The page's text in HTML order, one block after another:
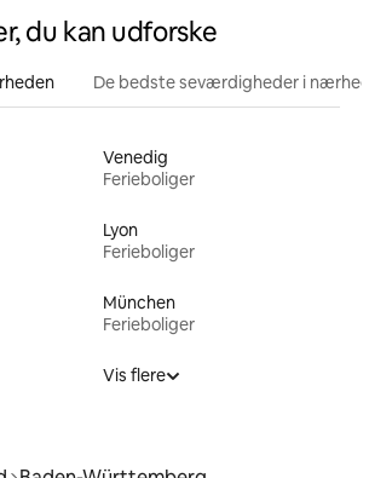
du kan udforske
De bedste seværdigheder i
Venedig
Ferieboliger
Lyon
Ferieboliger
München
Ferieboliger
Vis flere